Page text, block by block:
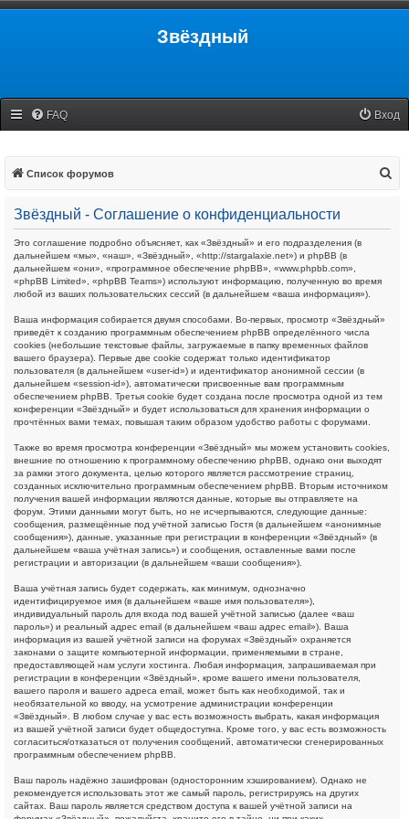
Звёздный
FAQ Вход
Список форумов
Звёздный - Соглашение о конфиденциальности
Это соглашение подробно объясняет, как «Звёздный» и его подразделения (в
дальнейшем «мы», «наш», «Звёздный», «http://stargalaxie.net») и phpBB (в
дальнейшем «они», «программное обеспечение phpBB», «www.phpbb.com»,
«phpBB Limited», «phpBB Teams») используют информацию, полученную во время
любой из ваших пользовательских сессий (в дальнейшем «ваша информация»).
Ваша информация собирается двумя способами. Во-первых, просмотр «Звёздный»
приведёт к созданию программным обеспечением phpBB определённого числа
cookies (небольшие текстовые файлы, загружаемые в папку временных файлов
вашего браузера). Первые две cookie содержат только идентификатор
пользователя (в дальнейшем «user-id») и идентификатор анонимной сессии (в
дальнейшем «session-id»), автоматически присвоенные вам программным
обеспечением phpBB. Третья cookie будет создана после просмотра одной из тем
конференции «Звёздный» и будет использоваться для хранения информации о
прочтённых вами темах, повышая таким образом удобство работы с форумами.
Также во время просмотра конференции «Звёздный» мы можем установить cookies,
внешние по отношению к программному обеспечению phpBB, однако они выходят
за рамки этого документа, целью которого является рассмотрение страниц,
созданных исключительно программным обеспечением phpBB. Вторым источником
получения вашей информации являются данные, которые вы отправляете на
форум. Этими данными могут быть, но не исчерпываются, следующие данные:
сообщения, размещённые под учётной записью Гостя (в дальнейшем «анонимные
сообщения»), данные, указанные при регистрации в конференции «Звёздный» (в
дальнейшем «ваша учётная запись») и сообщения, оставленные вами после
регистрации и авторизации (в дальнейшем «ваши сообщения»).
Ваша учётная запись будет содержать, как минимум, однозначно
идентифицируемое имя (в дальнейшем «ваше имя пользователя»),
индивидуальный пароль для входа под вашей учётной записью (далее «ваш
пароль») и реальный адрес email (в дальнейшем «ваш адрес email»). Ваша
информация из вашей учётной записи на форумах «Звёздный» охраняется
законами о защите компьютерной информации, применяемыми в стране,
предоставляющей нам услуги хостинга. Любая информация, запрашиваемая при
регистрации в конференции «Звёздный», кроме вашего имени пользователя,
вашего пароля и вашего адреса email, может быть как необходимой, так и
необязательной ко вводу, на усмотрение администрации конференции
«Звёздный». В любом случае у вас есть возможность выбрать, какая информация
из вашей учётной записи будет общедоступна. Кроме того, у вас есть возможность
согласиться/отказаться от получения сообщений, автоматически сгенерированных
программным обеспечением phpBB.
Ваш пароль надёжно зашифрован (односторонним хэшированием). Однако не
рекомендуется использовать этот же самый пароль, регистрируясь на других
сайтах. Ваш пароль является средством доступа к вашей учётной записи на